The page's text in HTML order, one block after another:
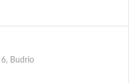
Marconi
Budrio